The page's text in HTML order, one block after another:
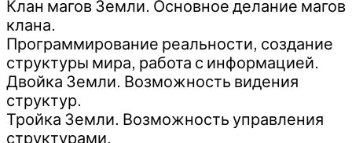
Клан магов Земли. Основное делание магов
клана.
Программирование реальности, создание
структуры мира, работа с информацией.
Двойка Земли. Возможность видения
структур.
Тройка Земли. Возможность управления
структурами.